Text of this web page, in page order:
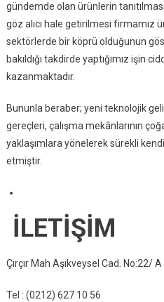
gündemde olan ürünlerin
göz alıcı hale getirilmesi firmamız
sektörlerde bir köprü olduğunun
bakıldığı takdirde yaptığımız işin
kazanmaktadır.
Bununla beraber; yeni teknolojik
gereçleri, çalışma mekânlarının
yaklaşımlara yönelerek sürekli
etmiştir.
İLETİŞİM
Çırçır Mah Aşıkveysel Cad. No:22/
Tel : (0212) 627 10 56